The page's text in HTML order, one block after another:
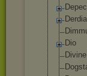
Dio